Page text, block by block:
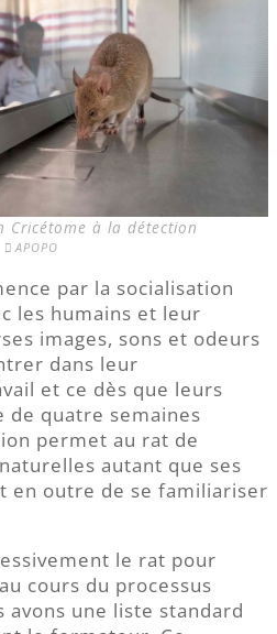
Cricétome à la détection
APOPO
par la socialisation
les humains et leur
images, sons et odeurs
dans leur
et ce dès que leurs
de quatre semaines
permet au rat de
autant que ses
en outre de se familiariser
le rat pour
cours du processus
avons une liste standard